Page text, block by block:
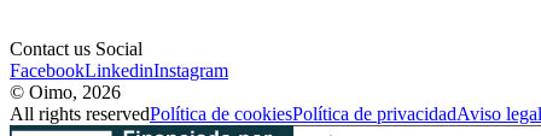
Contact us Social
FacebookLinkedinInstagram
© Oimo, 2026
All rights reservedPolítica de cookiesPolítica de privacidadAviso legal